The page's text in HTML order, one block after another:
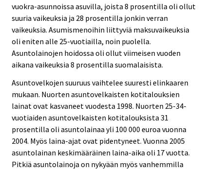
vuokra-asunnoissa asuvilla, joista 8 prosentilla oli ollut
suuria vaikeuksia ja 28 prosentilla jonkin verran
vaikeuksia. Asumismenoihin liittyviä maksuvaikeuksia
oli eniten alle 25-vuotiailla, noin puolella.
Asuntolainojen hoidossa oli ollut viimeisen vuoden
aikana vaikeuksia 8 prosentilla suomalaisista.
Asuntovelkojen suuruus vaihtelee suuresti elinkaaren
mukaan. Nuorten asuntovelkaisten kotitalouksien
lainat ovat kasvaneet vuodesta 1998. Nuorten 25-34-
vuotiaiden asuntovelkaisten kotitalouksista 31
prosentilla oli asuntolainaa yli 100 000 euroa vuonna
2004. Myös laina-ajat ovat pidentyneet. Vuonna 2005
asuntolainan keskimääräinen laina-aika oli 17 vuotta.
Pitkiä asuntolainoja on nykyään myös vanhemmilla